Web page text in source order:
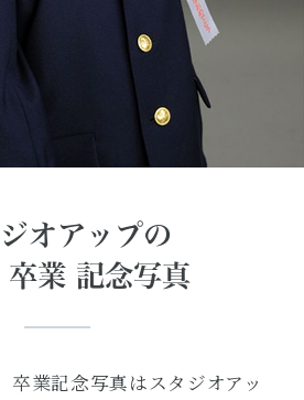
オアップの
卒業 記念写真
卒業記念写真はスタジオアッ